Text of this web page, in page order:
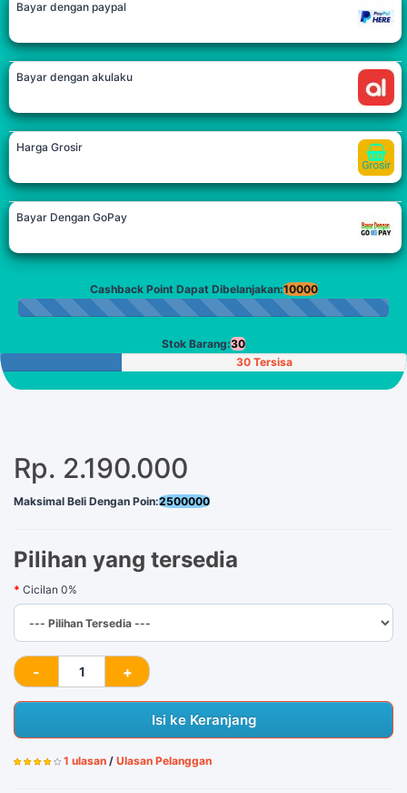
Bayar dengan paypal
Bayar dengan akulaku
Harga Grosir
Bayar Dengan GoPay
Cashback Point Dapat Dibelanjakan:10000
Stok Barang:30
30 Tersisa
Rp. 2.190.000
Maksimal Beli Dengan Poin:2500000
Pilihan yang tersedia
Cicilan 0%
Isi ke Keranjang
1 ulasan / Ulasan Pelanggan